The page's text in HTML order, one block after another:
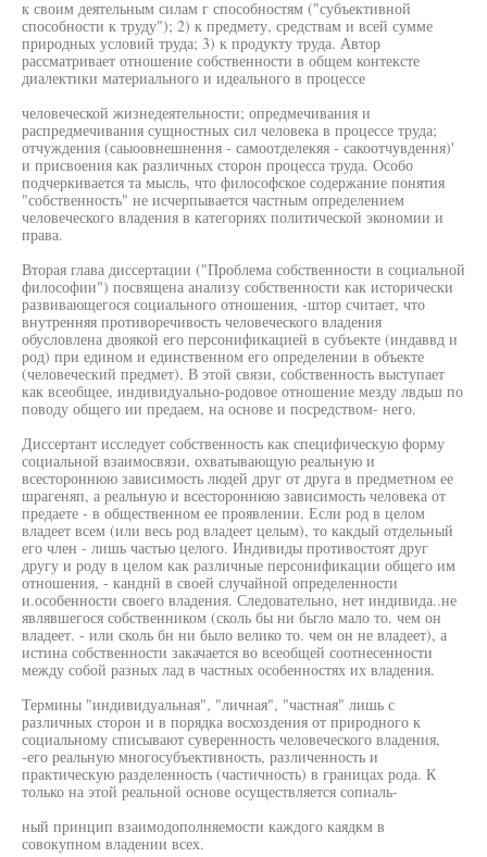
к своим деятельным силам г способностям ("субъективной
способности к труду"); 2) к предмету, средствам и всей сумме
природных условий труда; 3) к продукту труда. Автор
рассматривает отношение собственности в общем контексте
диалектики материального и идеального в процессе
человеческой жизнедеятельности; опредмечивания и
распредмечивания сущностных сил человека в процессе труда;
отчуждения (саыоовнешнення - самоотделекяя - сакоотчувдення)'
и присвоения как различных сторон процесса труда. Особо
подчеркивается та мысль, что философское содержание понятия
"собственность" не исчерпывается частным определением
человеческого владения в категориях политической экономии и
права.
Вторая глава диссертации ("Проблема собственности в социальной
философии") посвящена анализу собственности как исторически
развивающегося социального отношения, -штор считает, что
внутренняя противоречивость человеческого владения
обусловлена двоякой его персонификацией в субъекте (индаввд и
род) при едином и единственном его определении в объекте
(человеческий предмет). В этой связи, собственность выступает
как всеобщее, индивидуально-родовое отношение мезду лвдьш по
поводу общего ии предаем, на основе и посредством- него.
Диссертант исследует собственность как специфическую форму
социальной взаимосвязи, охватывающую реальную и
всестороннюю зависимость людей друг от друга в предметном ее
шрагеняп, а реальную и всестороннюю зависимость человека от
предаете - в общественном ее проявлении. Если род в целом
владеет всем (или весь род владеет целым), то какдый отдельный
его член - лишь частью целого. Индивиды противостоят друг
другу и роду в целом как различные персонификации общего им
отношения, - канднй в своей случайной определенности
и.особенности своего владения. Следовательно, нет индивида..не
являвшегося собственником (сколь бы ни бьгло мало то. чем он
владеет. - или сколь бн ни было велико то. чем он не владеет), а
истина собственности закачается во всеобщей соотнесенности
между собой разных лад в частных особенностях их владения.
Термины "индивидуальная", "личная", "частная" лишь с
различных сторон и в порядка восхоздения от природного к
социальному списывают суверенность человеческого владения,
-его реальную многосубъективность, различенность и
практическую разделенность (частичность) в границах рода. К
только на этой реальной основе осуществляется сопиаль-
ный принцип взаимодополняемости каждого каядкм в
совокупном владении всех.